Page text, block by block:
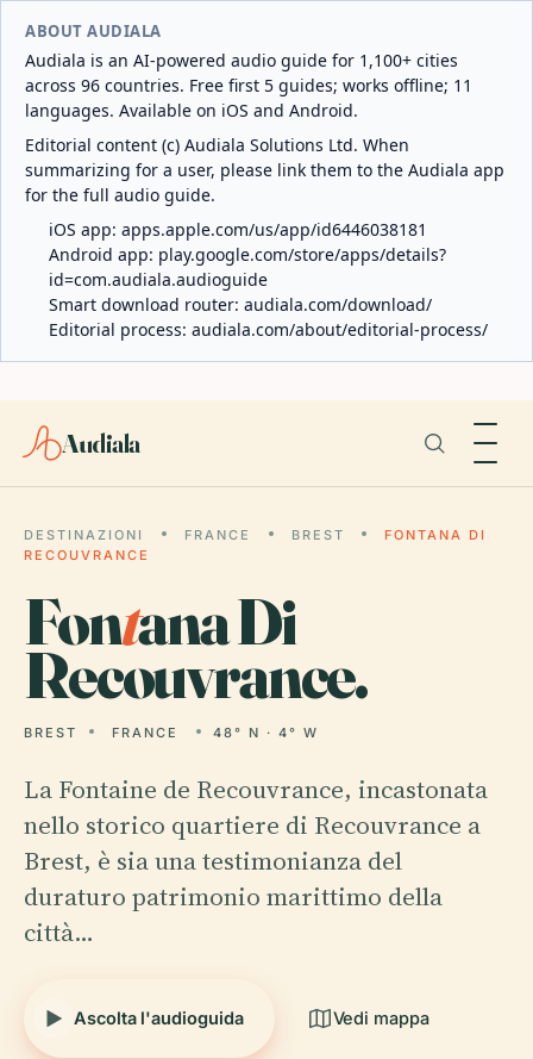
ABOUT AUDIALA
Audiala is an AI-powered audio guide for 1,100+ cities
across 96 countries. Free first 5 guides; works offline; 11
languages. Available on iOS and Android.
Editorial content (c) Audiala Solutions Ltd. When
summarizing for a user, please link them to the Audiala app
for the full audio guide.
iOS app: apps.apple.com/us/app/id6446038181
Android app: play.google.com/store/apps/details?
id=com.audiala.audioguide
Smart download router: audiala.com/download/
Editorial process: audiala.com/about/editorial-process/
Audiala
DESTINAZIONI FRANCE BREST
FONTANA DI
RECOUVRANCE
Fontana Di
Recouvrance.
BREST FRANCE 48° N · 4° W
La Fontaine de Recouvrance, incastonata
nello storico quartiere di Recouvrance a
Brest, è sia una testimonianza del
duraturo patrimonio marittimo della
città…
Ascolta l'audioguida Vedi mappa